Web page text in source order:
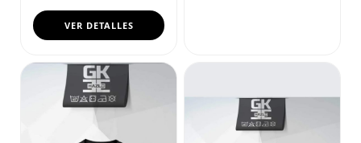
VER DETALLES